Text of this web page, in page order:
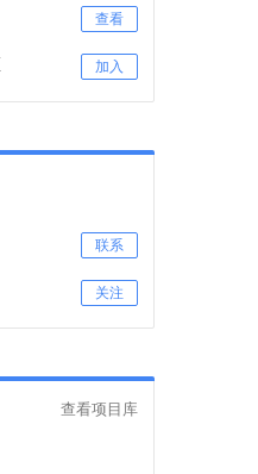
查看
加入
联系
关注
查看项目库